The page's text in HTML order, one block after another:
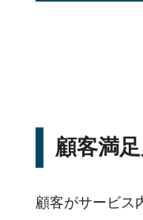
顧客満
顧客がサービス